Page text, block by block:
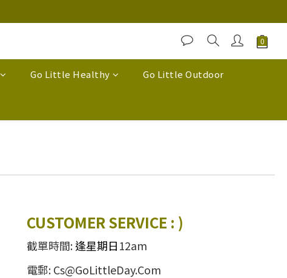
Go Little Healthy Go Little Outdoor
CUSTOMER SERVICE : )
截單時間:逢星期日12am
電郵: Cs@GoLittleDay.Com